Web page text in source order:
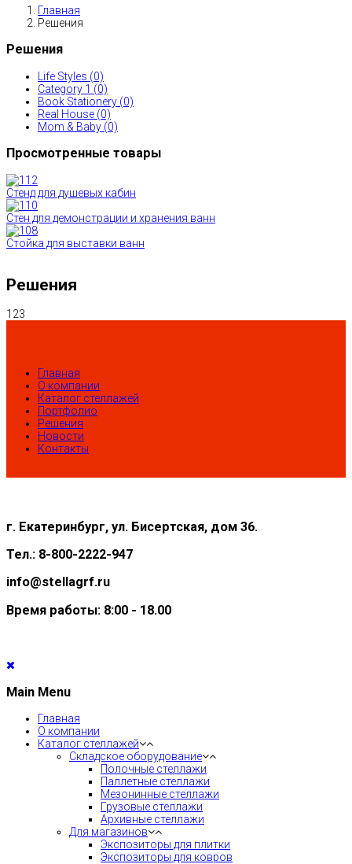
Главная
Решения
Решения
Life Styles (0)
Category 1 (0)
Book Stationery (0)
Real House (0)
Mom & Baby (0)
Просмотренные товары
Стенд для душевых кабин
Стен для демонстрации и хранения ванн
Стойка для выставки ванн
Решения
123
Главная
О компании
Каталог стеллажей
Портфолио
Решения
Новости
Контакты
г. Екатеринбург, ул. Бисертская, дом 36.
Тел.: 8-800-2222-947
info@stellagrf.ru
Время работы: 8:00 - 18.00
Main Menu
Главная
О компании
Каталог стеллажей
Складское оборудование
Полочные стеллажи
Паллетные стеллажи
Мезонинные стеллажи
Грузовые стеллажи
Архивные стеллажи
Для магазинов
Экспозиторы для плитки
Экспозиторы для ковров